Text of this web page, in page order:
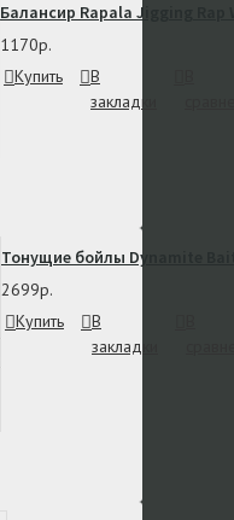
Балансир Rapala Jigging Rap
1170р.
Купить
В
закладки
Тонущие бойлы Dynamite
2699р.
Купить
В
закладки